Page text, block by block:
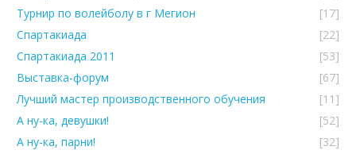
Турнир по волейболу в г Мегион
[17]
Спартакиада
[22]
Спартакиада 2011
[53]
Выставка-форум
[67]
Лучший мастер производственного обучения
[11]
А ну-ка, девушки!
[52]
А ну-ка, парни!
[32]